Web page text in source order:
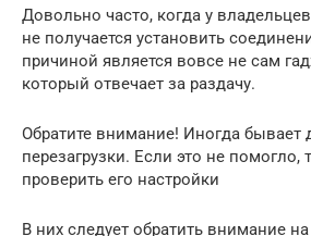
Довольно часто, когда у
не получается установить
причиной является вовсе не сам
который отвечает за раздачу.
Обратите внимание! Иногда бывает
перезагрузки. Если это не помогло,
проверить его настройки
В них следует обратить внимание